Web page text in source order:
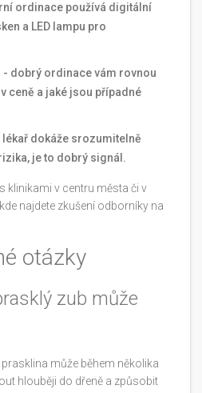
ordinace používá digitální
a LED lampu pro
dobrý ordinace vám rovnou
ceně a jaké jsou případné
dokáže srozumitelně
je to dobrý signál.
klinikami v centru města či v
najdete zkušení odborníky na
otázky
zub může
může během několika
hlouběji do dřeně a způsobit